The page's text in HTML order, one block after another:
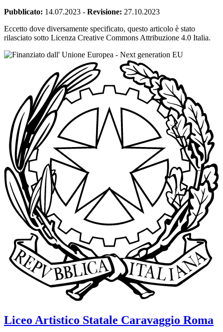
Pubblicato: 14.07.2023 - Revisione: 27.10.2023
Eccetto dove diversamente specificato, questo articolo è stato
rilasciato sotto Licenza Creative Commons Attribuzione 4.0 Italia.
Liceo Artistico Statale Caravaggio Roma